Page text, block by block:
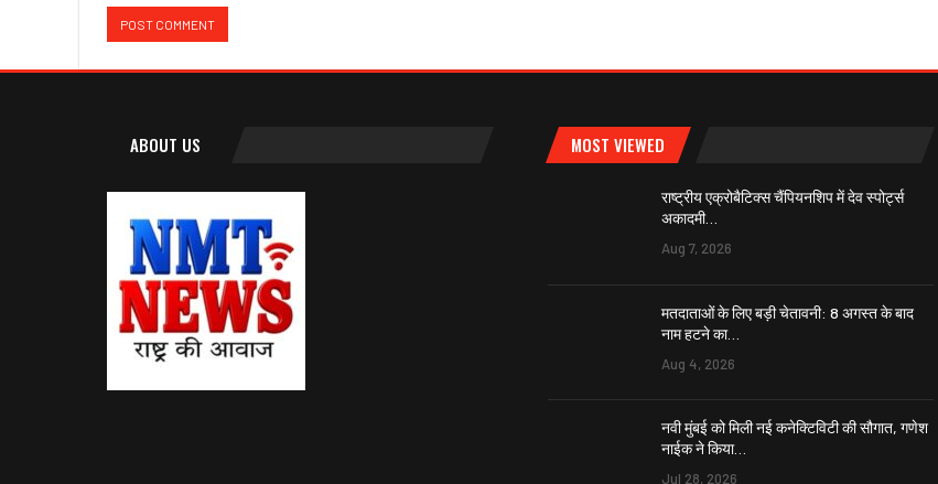
ABOUT US MOST VIEWED
राष्ट्रीय एक्रोबैटिक्स चैंपियनशिप में देव स्पोर्ट्स
अकादमी…
Aug 7, 2026
मतदाताओं के लिए बड़ी चेतावनी: 8 अगस्त के बाद
नाम हटने का…
Aug 4, 2026
नवी मुंबई को मिली नई कनेक्टिविटी की सौगात, गणेश
नाईक ने किया…
Jul 28, 2026